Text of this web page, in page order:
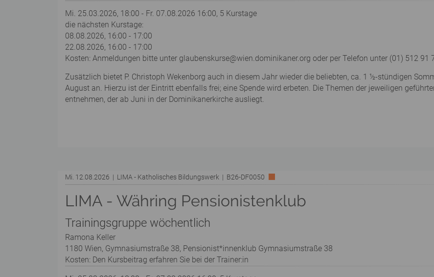
Mi. 25.03.2026, 18:00 - Fr. 07.08.2026 16:00, 5 Kurstage
die nächsten Kurstage:
08.08.2026, 16:00 - 17:00
22.08.2026, 16:00 - 17:00
Kosten: Anmeldungen bitte unter glaubenskurse@wien.dominikaner.org oder per Telefon unter (01) 512 91
Zusätzlich bietet P. Christoph Wekenborg auch in diesem Jahr wieder die beliebten, ca. 1 ½-stündigen
August an. Hierzu ist der Eintritt ebenfalls frei; eine Spende wird erbeten. Die Themen der jeweiligen
entnehmen, der ab Juni in der Dominikanerkirche ausliegt.
Mi. 12.08.2026 | LIMA - Katholisches Bildungswerk | B26-DF0050
LIMA - Währing Pensionistenklub
Trainingsgruppe wöchentlich
Ramona Keller
1180 Wien, Gymnasiumstraße 38, Pensionist*innenklub Gymnasiumstraße 38
Kosten: Den Kursbeitrag erfahren Sie bei der Trainer:in